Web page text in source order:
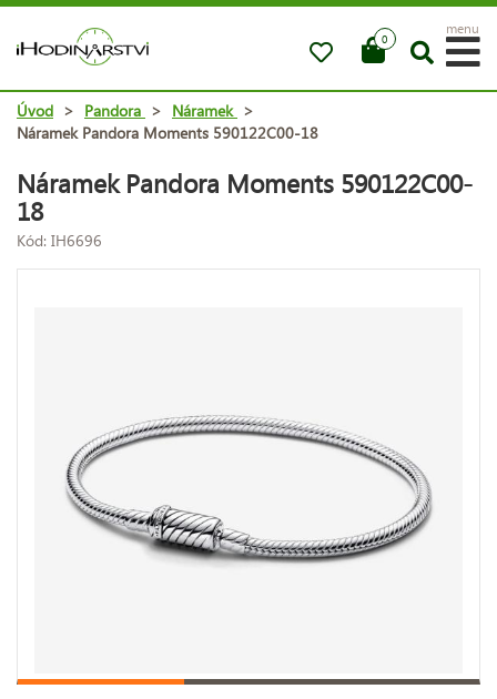
0
menu
Úvod > Pandora > Náramek >
Náramek Pandora Moments 590122C00-18
Náramek Pandora Moments 590122C00-
18
Kód: IH6696